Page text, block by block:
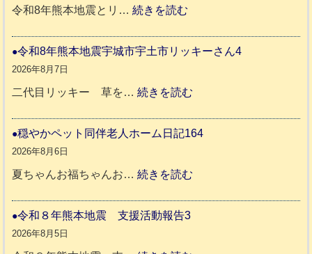
令和8年熊本地震とリ…続きを読む
和
年
本
援
令和8年熊本地震宇城市宇土市リッキーさん4
2026年8月7日
二代目リッキー 草を…続きを読む
和
穏やかペット同伴老人ホーム日記164
2026年8月6日
夏ちゃんお福ちゃんお…続きを読む
令和８年熊本地震 支援活動報告3
2026年8月5日